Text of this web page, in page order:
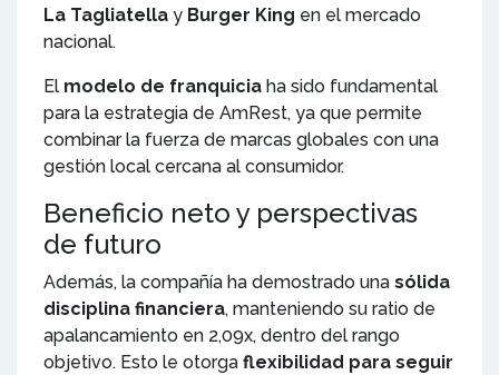
La Tagliatella y Burger King en el mercado
nacional.
El modelo de franquicia ha sido fundamental
para la estrategia de AmRest, ya que permite
combinar la fuerza de marcas globales con una
gestión local cercana al consumidor.
Beneficio neto y perspectivas
de futuro
Además, la compañía ha demostrado una sólida
disciplina financiera, manteniendo su ratio de
apalancamiento en 2,09x, dentro del rango
objetivo. Esto le otorga flexibilidad para seguir